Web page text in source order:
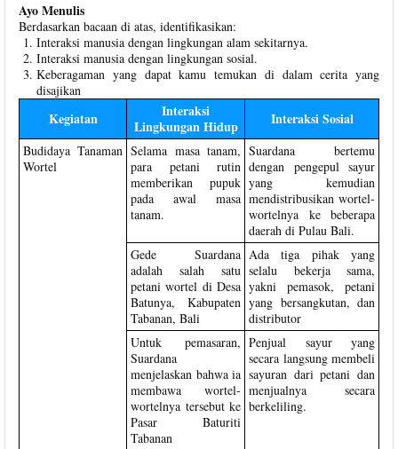
Ayo Menulis
Berdasarkan bacaan di atas, identifikasikan:
Interaksi manusia dengan lingkungan alam sekitarnya.
Interaksi manusia dengan lingkungan sosial.
Keberagaman yang dapat kamu temukan di dalam cerita yang
disajikan
Kegiatan
Interaksi
Lingkungan Hidup
Interaksi Sosial
Budidaya Tanaman
Wortel
Selama masa tanam,
para petani rutin
memberikan pupuk
pada awal masa
tanam.
Suardana bertemu
dengan pengepul sayur
yang kemudian
mendistribusikan wortel-
wortelnya ke beberapa
daerah di Pulau Bali.
Gede Suardana
adalah salah satu
petani wortel di Desa
Batunya, Kabupaten
Tabanan, Bali
Ada tiga pihak yang
selalu bekerja sama,
yakni pemasok, petani
yang bersangkutan, dan
distributor
Untuk pemasaran,
Suardana
menjelaskan bahwa ia
membawa wortel-
wortelnya tersebut ke
Pasar Baturiti
Tabanan
Penjual sayur yang
secara langsung membeli
sayuran dari petani dan
menjualnya secara
berkeliling.